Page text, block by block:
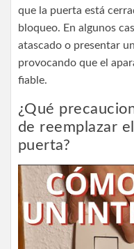
que la puerta está
bloqueo. En algunos
atascado o presentar
provocando que el
fiable.
¿Qué
de reemplazar
puerta?